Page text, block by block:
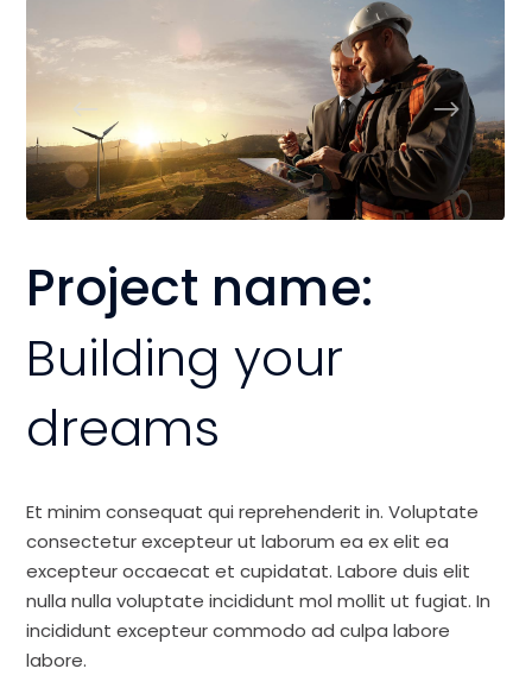
Project name:
Building your
dreams
Et minim consequat qui reprehenderit in. Voluptate
consectetur excepteur ut laborum ea ex elit ea
excepteur occaecat et cupidatat. Labore duis elit
nulla nulla voluptate incididunt mol mollit ut fugiat. In
incididunt excepteur commodo ad culpa labore
labore.